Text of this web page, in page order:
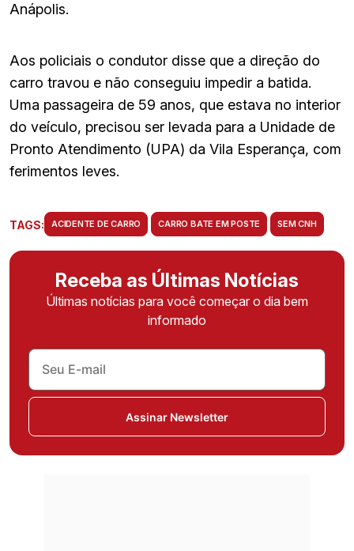
Anápolis.
Aos policiais o condutor disse que a direção do
carro travou e não conseguiu impedir a batida.
Uma passageira de 59 anos, que estava no interior
do veículo, precisou ser levada para a Unidade de
Pronto Atendimento (UPA) da Vila Esperança, com
ferimentos leves.
TAGS: ACIDENTE DE CARRO CARRO BATE EM POSTE SEM CNH
Receba as Últimas Notícias
Últimas notícias para você começar o dia bem
informado
Assinar Newsletter